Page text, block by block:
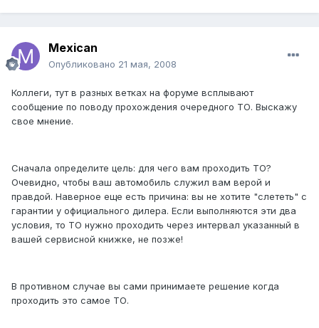
Mexican
Опубликовано 21 мая, 2008
Коллеги, тут в разных ветках на форуме всплывают
сообщение по поводу прохождения очередного ТО. Выскажу
свое мнение.
Сначала определите цель: для чего вам проходить ТО?
Очевидно, чтобы ваш автомобиль служил вам верой и
правдой. Наверное еще есть причина: вы не хотите "слететь" с
гарантии у официального дилера. Если выполняются эти два
условия, то ТО нужно проходить через интервал указанный в
вашей сервисной книжке, не позже!
В противном случае вы сами принимаете решение когда
проходить это самое ТО.